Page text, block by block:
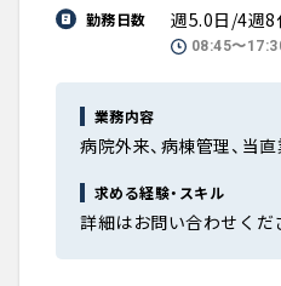
勤務日数
週5.0日/4週8
08:45〜
業務内容
病院外来、病棟管理、当
求める経験・スキル
詳細はお問い合わせくだ